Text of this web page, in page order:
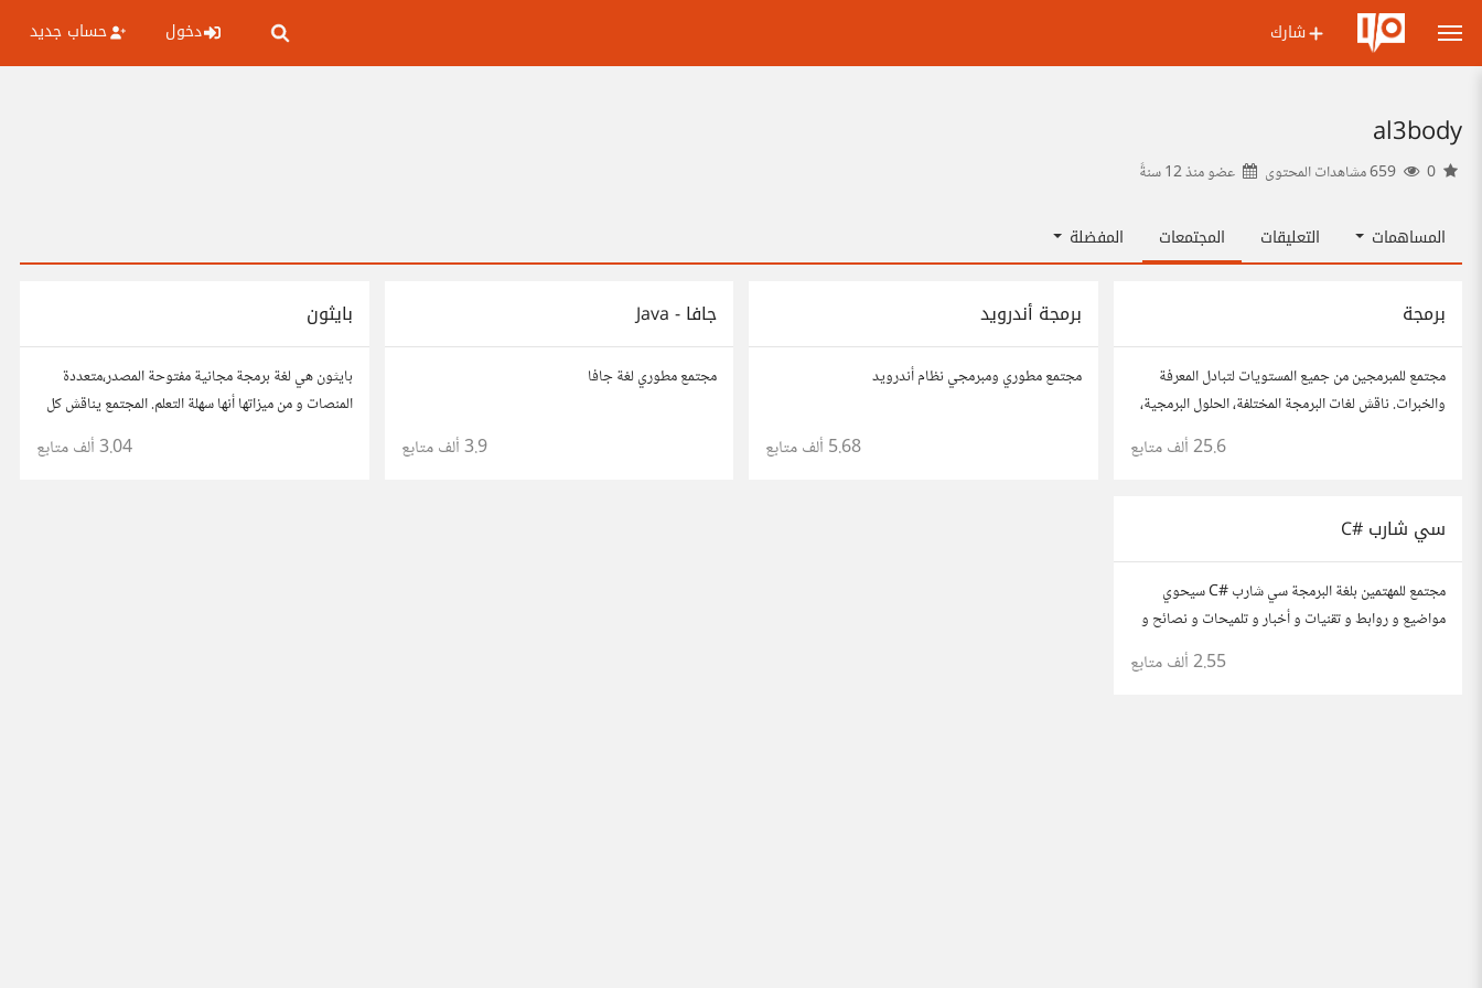
شارك دخول حساب جديد
al3body
عضو منذ12 سنةً
المساهمات التعليقات المجتمعات المفضلة
برمجة
مجتمع للمبرمجين من جميع المستويات لتبادل المعرفة
والخبرات. ناقش لغات البرمجة المختلفة، الحلول البرمجية،
25.6 ألف متابع
برمجة أندرويد
مجتمع مطوري ومبرمجي نظام أندرويد
5.68 ألف متابع
جافا - Java
مجتمع مطوري لغة جافا
3.9 ألف متابع
بايثون
بايثون هي لغة برمجة مجانية مفتوحة المصدر،متعددة
المنصات و من ميزاتها أنها سهلة التعلم. المجتمع يناقش كل
ما يتعلق بتعليم و استخدام لغة بايثون على المستوى
3.04 ألف متابع
سي شارب #C
مجتمع للمهتمين بلغة البرمجة سي شارب #C سيحوي
مواضيع و روابط و تقنيات و أخبار و تلميحات و نصائح و
2.55 ألف متابع